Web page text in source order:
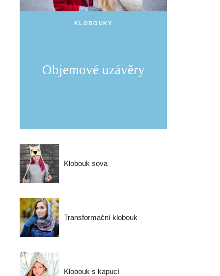
KLOBOUKY
Objemové uzávěry
Klobouk sova
Transformační klobouk
Klobouk s kapucí